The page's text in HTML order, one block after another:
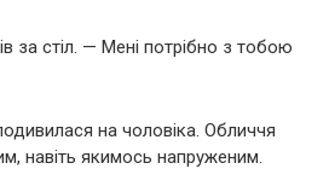
за стіл. — Мені потрібно з тобою
на чоловіка. Обличчя
навіть якимось напруженим.